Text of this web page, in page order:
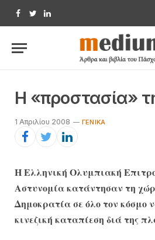
Facebook
TwitterLinkedIn
Η «προστασία»
1 Απριλίου 2008 ΓΕΝΙΚΆ
Η Ελληνική Ολυμπιακή
Αστυνομία κατάντησαν τη
Δημοκρατία σε όλο τον κόσμο
κινεζική καταπίεση διά της